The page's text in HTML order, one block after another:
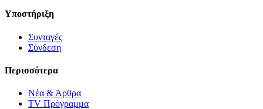
Υποστήριξη
Συνταγές
Σύνδεση
Περισσότερα
Νέα & Άρθρα
TV Πρόγραμμα